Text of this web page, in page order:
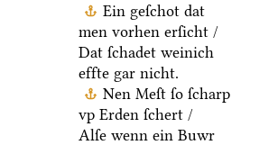
Ein geſchot dat
men vorhen erſicht /
Dat ſchadet weinich
effte gar nicht.
Nen Meſt ſo ſcharp
vp Erden ſchert /
Alſe wenn ein Buwr